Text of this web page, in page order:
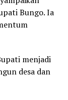
Bungo. Ia
menjadi
desa dan